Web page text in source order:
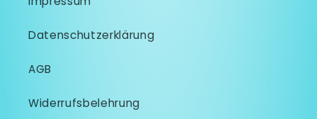
Datenschutzerklärung
AGB
Widerrufsbelehrung